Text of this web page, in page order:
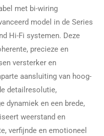
met bi-wiring
model in de Series
Hi-Fi systemen. Deze
precieze en
versterker en
aansluiting van hoog-
detailresolutie,
dynamiek en een brede,
weerstand en
verfijnde en emotioneel